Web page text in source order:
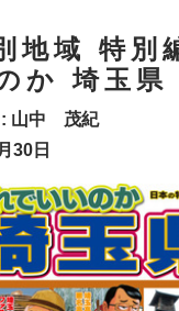
地域 特別
か 埼玉県
山中 茂紀
30日